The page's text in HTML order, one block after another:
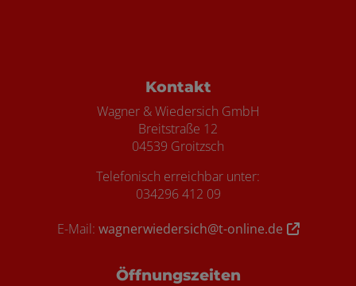
Footer - Kontaktdaten und
Kontakt
Wagner & Wiedersich GmbH
Breitstraße 12
04539 Groitzsch
Telefonisch erreichbar unter:
034296 412 09
E-Mail: wagnerwiedersich@t-online.de
Öffnungszeiten